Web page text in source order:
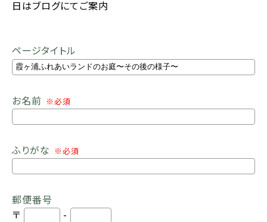
日はブログにてご案内
ページタイトル
お名前 ※必須
ふりがな ※必須
郵便番号
〒
-